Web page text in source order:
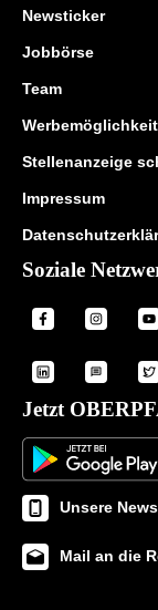
Newsticker
Jobbörse
Team
Stellenanzeige
Impressum
Soziale
Jetzt
Unsere
Mail an die